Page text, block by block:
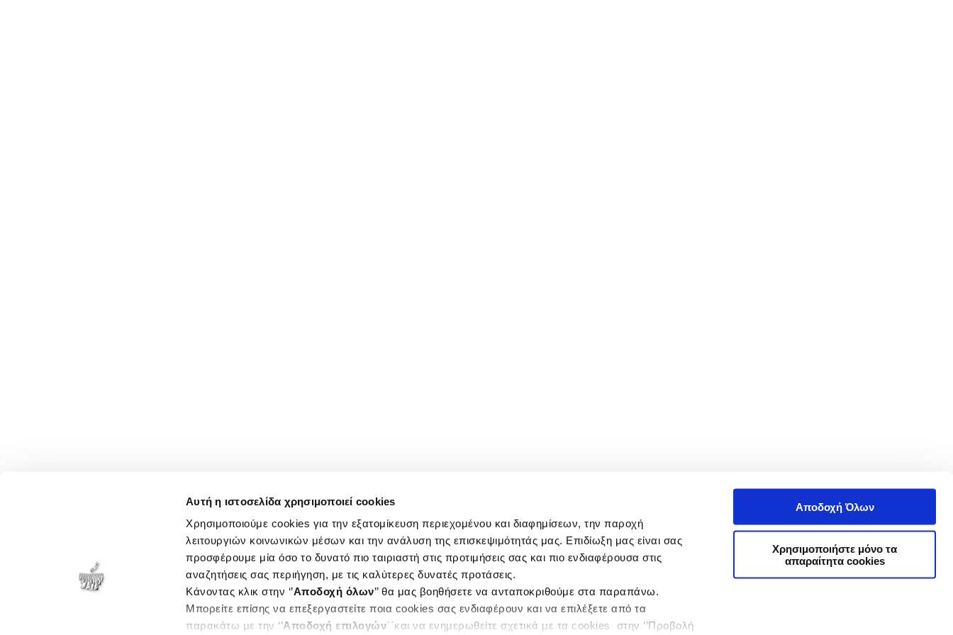
Αυτή η ιστοσελίδα χρησιμοποιεί cookies
Χρησιμοποιούμε cookies για την εξατομίκευση περιεχομένου και διαφημίσεων, την παροχή
λειτουργιών κοινωνικών μέσων και την ανάλυση της επισκεψιμότητάς μας. Επιδίωξη μας είναι σας
προσφέρουμε μία όσο το δυνατό πιο ταιριαστή στις προτιμήσεις σας και πιο ενδιαφέρουσα στις
αναζητήσεις σας περιήγηση, με τις καλύτερες δυνατές προτάσεις.
Κάνοντας κλικ στην ‘’Αποδοχή όλων’’ θα μας βοηθήσετε να ανταποκριθούμε στα παραπάνω.
Μπορείτε επίσης να επεξεργαστείτε ποια cookies σας ενδιαφέρουν και να επιλέξετε από τα
παρακάτω με την ‘’Αποδοχή επιλογών΄΄και να ενημερωθείτε σχετικά με τα cookies στην ‘’Προβολή
Αποδοχή Όλων
Χρησιμοποιήστε μόνο τα
απαραίτητα cookies